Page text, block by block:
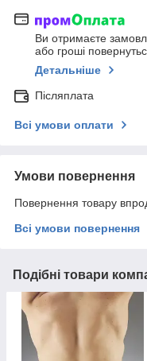
Ви отримаєте
або гроші
Детальніше
Післяплата
Всі умови оплати
Умови повернення
Повернення товару
Всі умови повернення
Подібні товари